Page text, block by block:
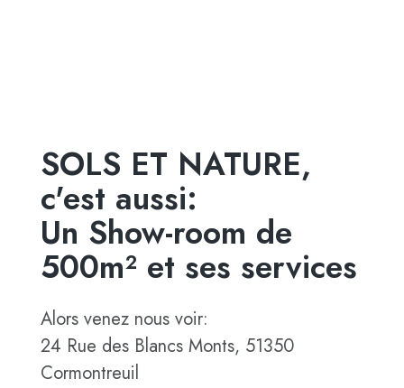
SOLS ET NATURE,
c'est aussi:
Un Show-room de
500m² et ses services
Alors venez nous voir:
24 Rue des Blancs Monts, 51350
Cormontreuil